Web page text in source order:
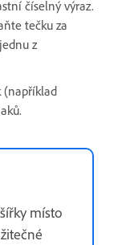
číselný výraz.
tečku za
z
(například
místo